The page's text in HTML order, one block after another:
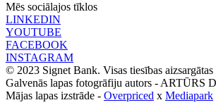
Mēs sociālajos tīklos
LINKEDIN
YOUTUBE
FACEBOOK
INSTAGRAM
© 2023 Signet Bank. Visas tiesības aizsargātas
Galvenās lapas fotogrāfiju autors - ARTŪRS
Mājas lapas izstrāde - Overpriced x Mediapark